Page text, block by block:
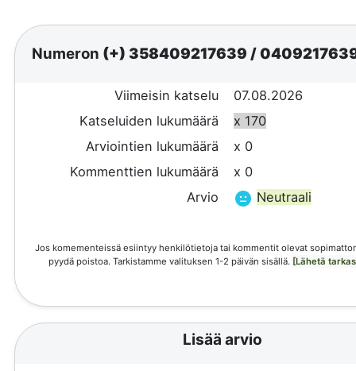
Numeron (+) 358409217639/
Viimeisin katselu
07.08.2026
Katseluiden lukumäärä
x 170
Arviointien lukumäärä
x 0
Kommenttien lukumäärä
x 0
Arvio
Neutraali
Jos komementeissä esiintyy henkilötietoja tai kommentit olevat
pyydä poistoa. Tarkistamme valituksen 1-2 päivän sisällä. [Lähetä
Lisää arvio